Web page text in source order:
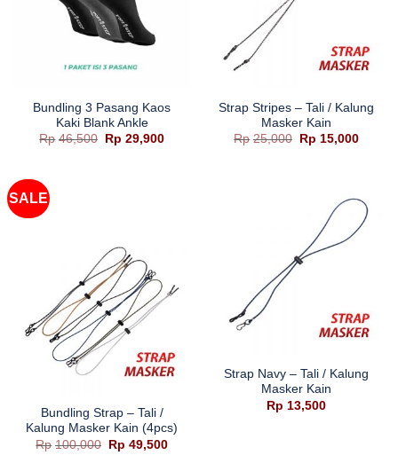
Bundling 3 Pasang Kaos
Kaki Blank Ankle
Rp 46,500
Harga
aslinya
Rp 29,900Harga
Strap Stripes – Tali / Kalung
Masker Kain
Rp 25,000
Harga
aslinya
Rp 15,000Harga
SALE
Bundling Strap – Tali /
Kalung Masker Kain (4pcs)
Rp 100,000
Harga
aslinya
Rp 49,500Harga
Strap Navy – Tali / Kalung
Masker Kain
Rp 13,500